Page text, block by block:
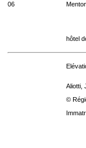
06
hôtel
Aliotti,
©